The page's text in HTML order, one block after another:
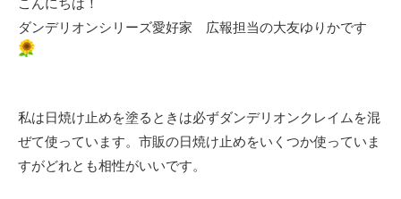
こんにちは！
ダンデリオンシリーズ愛好家 広報担当の大友ゆりかです
私は日焼け止めを塗るときは必ずダンデリオンクレイムを混
ぜて使っています。市販の日焼け止めをいくつか使っていま
すがどれとも相性がいいです。